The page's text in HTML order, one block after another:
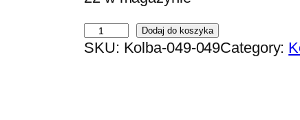
i
l
Dodaj do koszyka
SKU: Kolba-049-049Category: